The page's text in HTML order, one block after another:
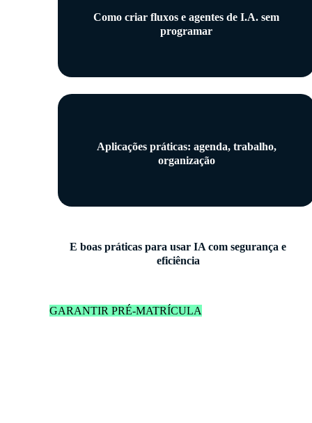
Como criar fluxos e agentes de I.A. sem
programar
Aplicações práticas: agenda, trabalho,
organização
E boas práticas para usar IA com segurança e
eficiência
GARANTIR PRÉ-MATRÍCULA